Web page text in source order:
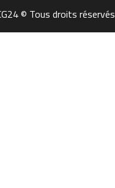
© Tous droits réservés